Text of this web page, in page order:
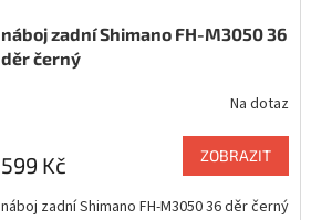
náboj zadní Shimano FH-M3050 36
děr černý
Na dotaz
599 Kč ZOBRAZIT
náboj zadní Shimano FH-M3050 36 děr černý